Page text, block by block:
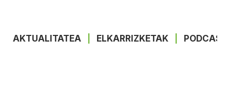
AKTUALITATEA ELKARRIZKETAK